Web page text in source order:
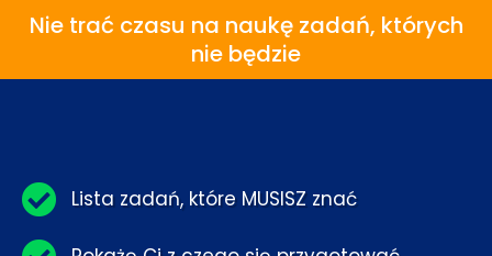
Nie trać czasu na naukę zadań, których
nie będzie
Lista zadań, które MUSISZ znać